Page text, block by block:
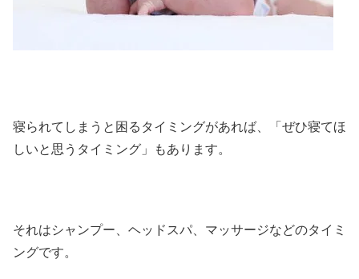
寝られてしまうと困るタイミングがあれば、「ぜひ寝てほ
しいと思うタイミング」もあります。
それはシャンプー、ヘッドスパ、マッサージなどのタイミ
ングです。